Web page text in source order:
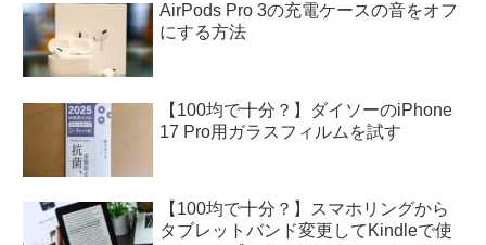
AirPods Pro 3の充電ケースの音をオフ
にする方法
【100均で十分？】ダイソーのiPhone
17 Pro用ガラスフィルムを試す
【100均で十分？】スマホリングから
タブレットバンド変更してKindleで使